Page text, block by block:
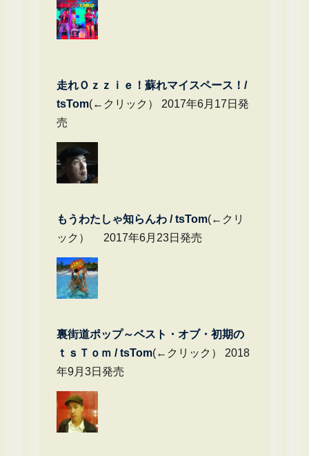
走れＯｚｚｉｅ！蘇れマイスペース！/
tsTom(←クリック） 2017年6月17日発
売
もうわたしゃ知らんわ / tsTom(←クリ
ック） 2017年6月23日発売
裏街道ポップ～ベスト・オブ・初期の
ｔｓＴｏｍ / tsTom(←クリック） 2018
年9月3日発売